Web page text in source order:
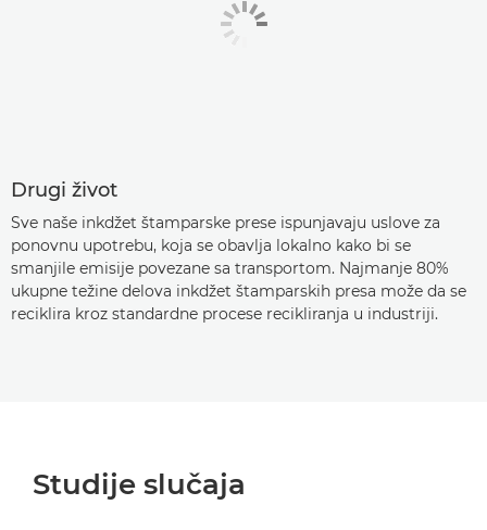
Drugi život
Sve naše inkdžet štamparske prese ispunjavaju uslove za
ponovnu upotrebu, koja se obavlja lokalno kako bi se
smanjile emisije povezane sa transportom. Najmanje 80%
ukupne težine delova inkdžet štamparskih presa može da se
reciklira kroz standardne procese recikliranja u industriji.
Studije slučaja